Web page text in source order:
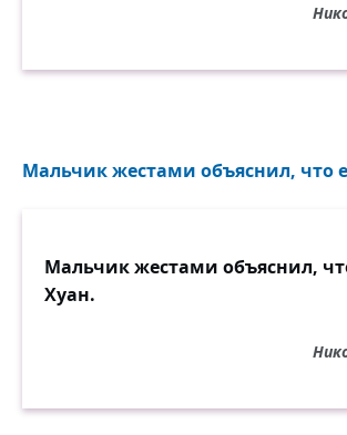
Мальчик жестами объяснил, что
Мальчик жестами объяснил,
Хуан.